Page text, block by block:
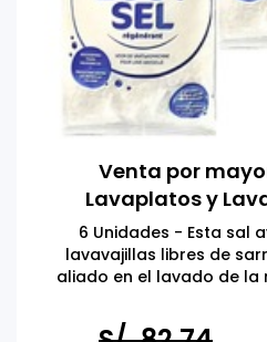
Venta por
Lavaplatos y
6 Unidades - Esta sal
lavavajillas libres de
aliado en el lavado de